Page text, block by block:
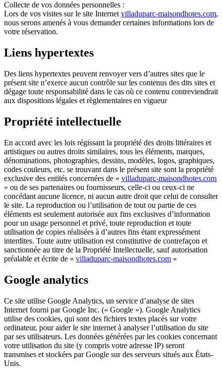
Collecte de vos données personnelles :
Lors de vos visites sur le site Internet villaduparc-maisondhotes.com,
nous serons amenés à vous demander certaines informations lors de
votre réservation.
Liens hypertextes
Des liens hypertextes peuvent renvoyer vers d’autres sites que le
présent site n’exerce aucun contrôle sur les contenus des dits sites et
dégage toute responsabilité dans le cas où ce contenu contreviendrait
aux dispositions légales et règlementaires en vigueur
Propriété intellectuelle
En accord avec les lois régissant la propriété des droits littéraires et
artistiques ou autres droits similaires, tous les éléments, marques,
dénominations, photographies, dessins, modèles, logos, graphiques,
codes couleurs, etc. se trouvant dans le présent site sont la propriété
exclusive des entités concernées de « villaduparc-maisondhotes.com
» ou de ses partenaires ou fournisseurs, celle-ci ou ceux-ci ne
concédant aucune licence, ni aucun autre droit que celui de consulter
le site. La reproduction ou l’utilisation de tout ou partie de ces
éléments est seulement autorisée aux fins exclusives d’information
pour un usage personnel et privé, toute reproduction et toute
utilisation de copies réalisées à d’autres fins étant expressément
interdites. Toute autre utilisation est constitutive de contrefaçon et
sanctionnée au titre de la Propriété Intellectuelle, sauf autorisation
préalable et écrite de « villaduparc-maisondhotes.com »
Google analytics
Ce site utilise Google Analytics, un service d’analyse de sites
Internet fourni par Google Inc. (« Google »). Google Analytics
utilise des cookies, qui sont des fichiers textes placés sur votre
ordinateur, pour aider le site internet à analyser l’utilisation du site
par ses utilisateurs. Les données générées par les cookies concernant
votre utilisation du site (y compris votre adresse IP) seront
transmises et stockées par Google sur des serveurs situés aux États-
Unis.